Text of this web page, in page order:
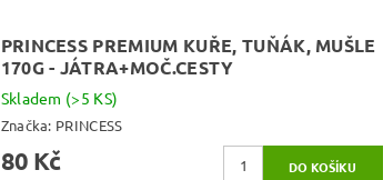
PRINCESS PREMIUM KUŘE, TUŇÁK, MUŠLE
170G - JÁTRA+MOČ.CESTY
Skladem (>5 KS)
Značka: PRINCESS
80 Kč